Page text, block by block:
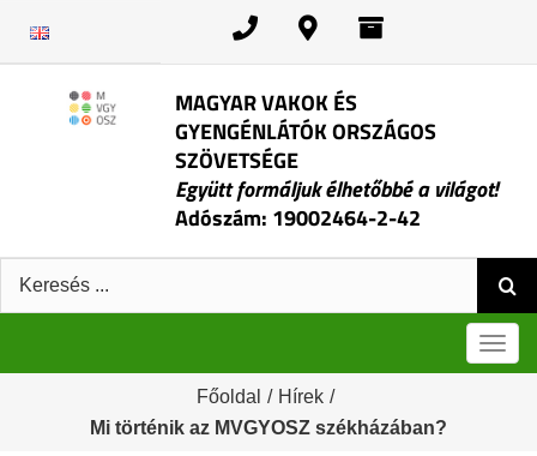
MAGYAR VAKOK ÉS
GYENGÉNLÁTÓK ORSZÁGOS
SZÖVETSÉGE
Együtt formáljuk élhetőbbé a világot!
Adószám: 19002464-2-42
Keresés:
Főoldal / Hírek /
Mi történik az MVGYOSZ székházában?